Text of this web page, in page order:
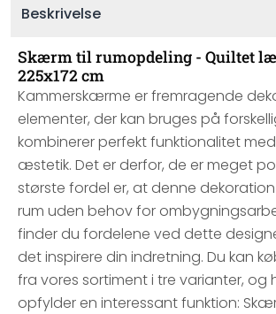
Beskrivelse
Skærm til rumopdeling - Quiltet
225x172 cm
Kammerskærme er fremragende
elementer, der kan bruges på
kombinerer perfekt funktionalitet
æstetik. Det er derfor, de er meget
største fordel er, at denne
rum uden behov for
finder du fordelene ved dette
det inspirere din indretning. Du kan
fra vores sortiment i tre varianter, og
opfylder en interessant funktion: